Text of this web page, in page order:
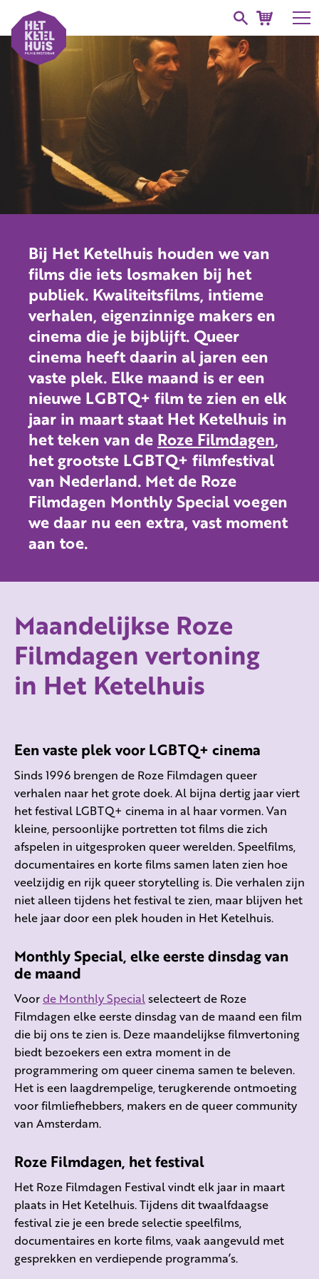
Bij Het Ketelhuis houden we van
films die iets losmaken bij het
publiek. Kwaliteitsfilms, intieme
verhalen, eigenzinnige makers en
cinema die je bijblijft. Queer
cinema heeft daarin al jaren een
vaste plek. Elke maand is er een
nieuwe LGBTQ+ film te zien en elk
jaar in maart staat Het Ketelhuis in
het teken van de Roze Filmdagen,
het grootste LGBTQ+ filmfestival
van Nederland. Met de Roze
Filmdagen Monthly Special voegen
we daar nu een extra, vast moment
aan toe.
Maandelijkse Roze
Filmdagen vertoning
in Het Ketelhuis
Een vaste plek voor LGBTQ+ cinema
Sinds 1996 brengen de Roze Filmdagen queer
verhalen naar het grote doek. Al bijna dertig jaar viert
het festival LGBTQ+ cinema in al haar vormen. Van
kleine, persoonlijke portretten tot films die zich
afspelen in uitgesproken queer werelden. Speelfilms,
documentaires en korte films samen laten zien hoe
veelzijdig en rijk queer storytelling is. Die verhalen zijn
niet alleen tijdens het festival te zien, maar blijven het
hele jaar door een plek houden in Het Ketelhuis.
Monthly Special, elke eerste dinsdag van
de maand
Voor de Monthly Specialselecteert de Roze
Filmdagen elke eerste dinsdag van de maand een film
die bij ons te zien is. Deze maandelijkse filmvertoning
biedt bezoekers een extra moment in de
programmering om queer cinema samen te beleven.
Het is een laagdrempelige, terugkerende ontmoeting
voor filmliefhebbers, makers en de queer community
van Amsterdam.
Roze Filmdagen, het festival
Het Roze Filmdagen Festival vindt elk jaar in maart
plaats in Het Ketelhuis. Tijdens dit twaalfdaagse
festival zie je een brede selectie speelfilms,
documentaires en korte films, vaak aangevuld met
gesprekken en verdiepende programma’s.